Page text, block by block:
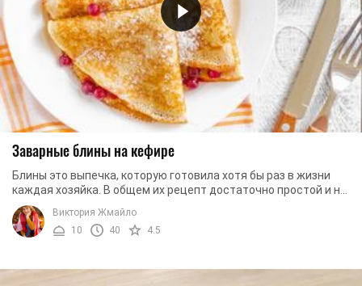
Заварные блины на кефире
Блины это выпечка, которую готовила хотя бы раз в жизни
каждая хозяйка. В общем их рецепт достаточно простой и не
занимает большое количество ...
Виктория Жмайло
10
40 4.5